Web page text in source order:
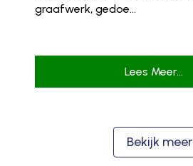
graafwerk, gedoe...
Lees Meer...
Bekijk meer